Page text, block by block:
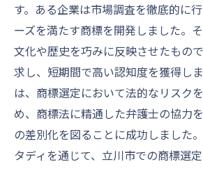
す。ある企業は市場調査を徹底的に
ーズを満たす商標を開発しました。
文化や歴史を巧みに反映させたもの
求し、短期間で高い認知度を獲得し
は、商標選定において法的なリスク
め、商標法に精通した弁護士の協力
の差別化を図ることに成功しました
タディを通じて、立川市での商標選